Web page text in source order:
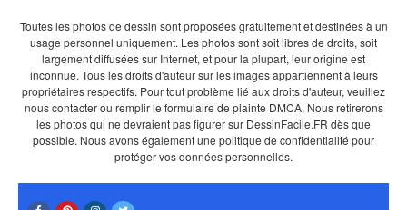
Toutes les photos de dessin sont proposées gratuitement et destinées à un
usage personnel uniquement. Les photos sont soit libres de droits, soit
largement diffusées sur Internet, et pour la plupart, leur origine est
inconnue. Tous les droits d'auteur sur les images appartiennent à leurs
propriétaires respectifs. Pour tout problème lié aux droits d'auteur, veuillez
nous contacter ou remplir le formulaire de plainte DMCA. Nous retirerons
les photos qui ne devraient pas figurer sur DessinFacile.FR dès que
possible. Nous avons également une politique de confidentialité pour
protéger vos données personnelles.